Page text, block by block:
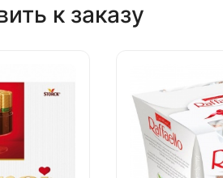
к заказу